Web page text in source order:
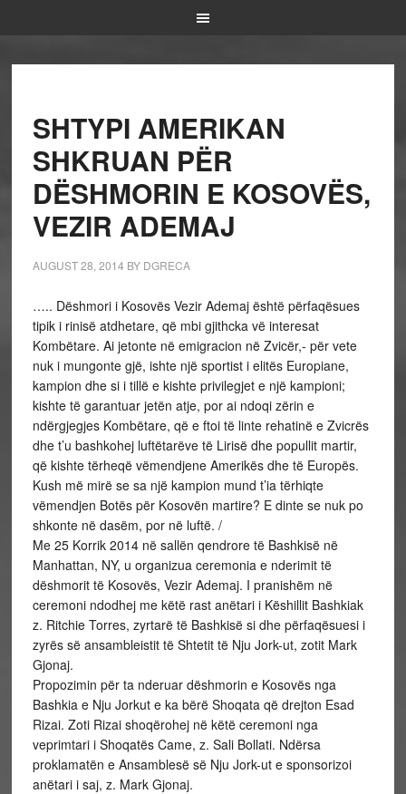
SHTYPI AMERIKAN
SHKRUAN PËR
DËSHMORIN E KOSOVËS,
VEZIR ADEMAJ
AUGUST 28, 2014 BY DGRECA
….. Dëshmori i Kosovës Vezir Ademaj është përfaqësues
tipik i rinisë atdhetare, që mbi gjithcka vë interesat
Kombëtare. Ai jetonte në emigracion në Zvicër,- për vete
nuk i mungonte gjë, ishte një sportist i elitës Europiane,
kampion dhe si i tillë e kishte privilegjet e një kampioni;
kishte të garantuar jetën atje, por ai ndoqi zërin e
ndërgjegjes Kombëtare, që e ftoi të linte rehatinë e Zvicrës
dhe t’u bashkohej luftëtarëve të Lirisë dhe popullit martir,
që kishte tërheqë vëmendjene Amerikës dhe të Europës.
Kush më mirë se sa një kampion mund t’ia tërhiqte
vëmendjen Botës për Kosovën martire? E dinte se nuk po
shkonte në dasëm, por në luftë. /
Me 25 Korrik 2014 në sallën qendrore të Bashkisë në
Manhattan, NY, u organizua ceremonia e nderimit të
dëshmorit të Kosovës, Vezir Ademaj. I pranishëm në
ceremoni ndodhej me këtë rast anëtari i Këshillit Bashkiak
z. Ritchie Torres, zyrtarë të Bashkisë si dhe përfaqësuesi i
zyrës së ansambleistit të Shtetit të Nju Jork-ut, zotit Mark
Gjonaj.
Propozimin për ta nderuar dëshmorin e Kosovës nga
Bashkia e Nju Jorkut e ka bërë Shoqata që drejton Esad
Rizai. Zoti Rizai shoqërohej në këtë ceremoni nga
veprimtari i Shoqatës Came, z. Sali Bollati. Ndërsa
proklamatën e Ansamblesë së Nju Jork-ut e sponsorizoi
anëtari i saj, z. Mark Gjonaj.